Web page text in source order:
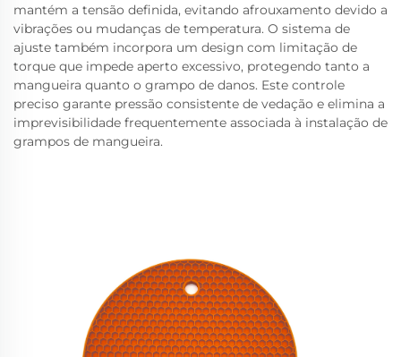
mantém a tensão definida, evitando afrouxamento devido a
vibrações ou mudanças de temperatura. O sistema de
ajuste também incorpora um design com limitação de
torque que impede aperto excessivo, protegendo tanto a
mangueira quanto o grampo de danos. Este controle
preciso garante pressão consistente de vedação e elimina a
imprevisibilidade frequentemente associada à instalação de
grampos de mangueira.